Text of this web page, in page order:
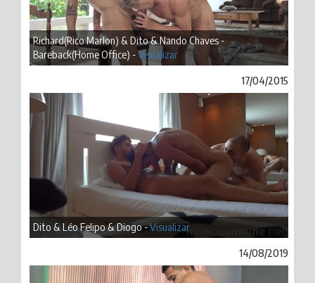
Richard(Rico Marlon) & Dito & Nando Chaves -
Bareback(Home Office) -Visualizar
17/04/2015
Dito & Léo Felipo & Diogo -Visualizar
14/08/2019